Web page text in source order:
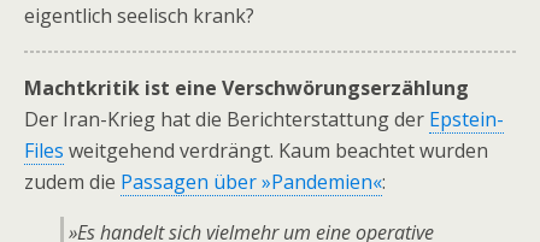
eigentlich seelisch krank?
Machtkritik ist eine Verschwörungserzählung
Der Iran-Krieg hat die Berichterstattung der Epstein-
Files weitgehend verdrängt. Kaum beachtet wurden
zudem die Passagen über »Pandemien«:
»Es handelt sich vielmehr um eine operative